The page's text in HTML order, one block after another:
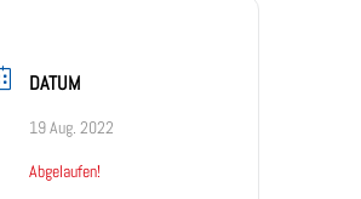
DATUM
19 Aug. 2022
Abgelaufen!